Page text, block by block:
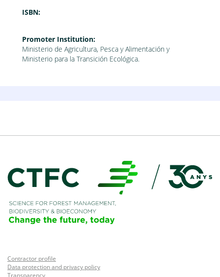
ISBN:
Promoter Institution:
Ministerio de Agricultura, Pesca y Alimentación y
Ministerio para la Transición Ecológica.
Contractor profile
Data protection and privacy policy
Transparency